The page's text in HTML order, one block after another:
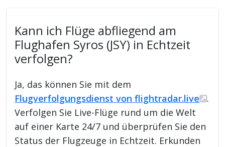
Kann ich Flüge abfliegend am
Flughafen Syros (JSY) in Echtzeit
verfolgen?
Ja, das können Sie mit dem
Flugverfolgungsdienst von flightradar.live
.
Verfolgen Sie Live-Flüge rund um die Welt
auf einer Karte 24/7 und überprüfen Sie den
Status der Flugzeuge in Echtzeit. Erkunden